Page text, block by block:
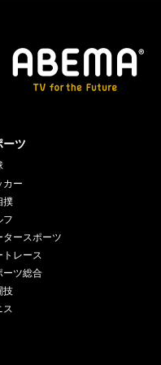
ーツ
カー
撲
フ
タースポーツ
トレース
ーツ総合
技
ス